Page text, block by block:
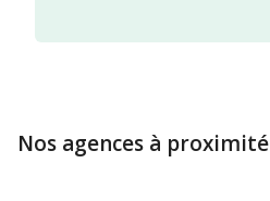
Nos agences à proximité